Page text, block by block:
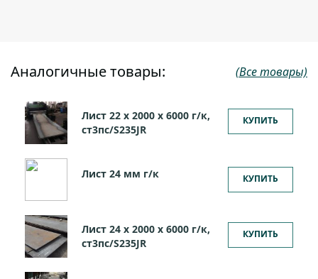
Аналогичные товары: (Все товары)
Лист 22 х 2000 х 6000 г/к,
ст3пс/S235JR
КУПИТЬ
Лист 24 мм г/к КУПИТЬ
Лист 24 х 2000 х 6000 г/к,
ст3пс/S235JR
КУПИТЬ